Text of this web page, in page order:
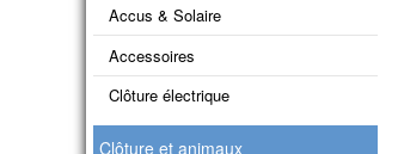
Accus & Solaire
Accessoires
Clôture électrique
Clôture et animaux